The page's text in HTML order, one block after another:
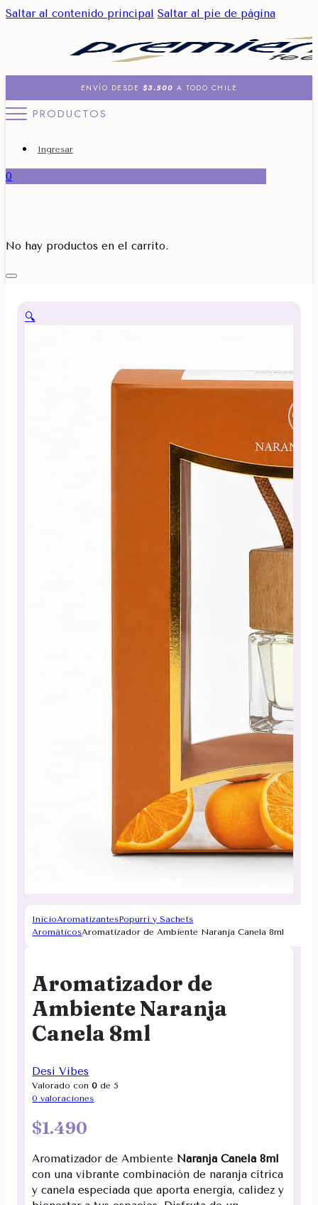
Saltar al contenido principal Saltar al pie de página
ENVÍO DESDE $3.500 A TODO CHILE
PRODUCTOS
Ingresar
0
No hay productos en el carrito.
🔍
InicioAromatizantesPopurrí y Sachets
AromáticosAromatizador de Ambiente Naranja Canela 8ml
Aromatizador de
Ambiente Naranja
Canela 8ml
Desi Vibes
Valorado con0 de 5
0 valoraciones
$1.490
Aromatizador de Ambiente Naranja Canela 8ml
con una vibrante combinación de naranja cítrica
y canela especiada que aporta energía, calidez y